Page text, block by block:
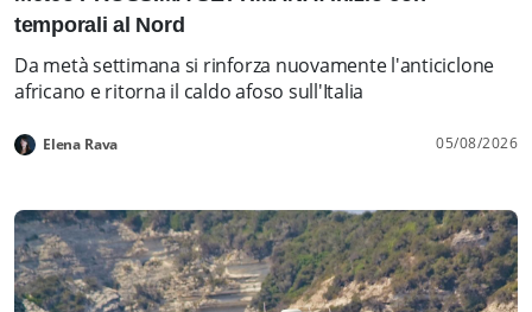
temporali al Nord
Da metà settimana si rinforza nuovamente l'anticiclone
africano e ritorna il caldo afoso sull'Italia
Elena Rava 05/08/2026